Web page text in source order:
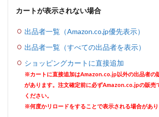
カートが表示されない場合
出品者一覧（Amazon.co.jp優先表示）
出品者一覧（すべての出品者を表示）
ショッピングカートに直接追加
※カートに直接追加はAmazon.co.jp以外の出品者の
があります。注文確定前に必ずAmazon.co.jpの販売
ください。
※何度かリロードをすることで表示される場合があり